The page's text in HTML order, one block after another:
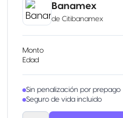
Banamex
de Citibanamex
Monto
Edad
Sin penalización por prepago
Seguro de vida incluido